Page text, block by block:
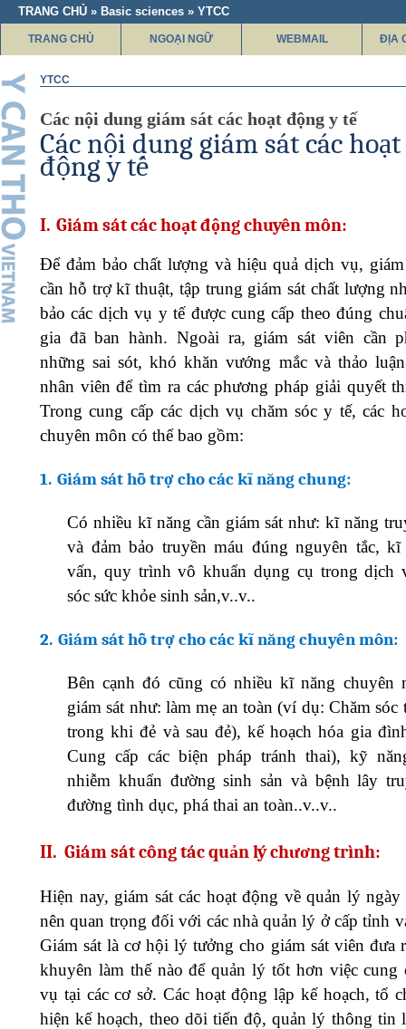
TRANG CHỦ » Basic sciences » YTCC
TRANG CHỦ NGOẠI NGỮ WEBMAIL ĐỊA
YTCC
Các nội dung giám sát các hoạt động y tế
Các nội dung giám sát các hoạt
động y tế
I. Giám sát các hoạt động chuyên môn:
Để đảm bảo chất lượng và hiệu quả dịch vụ,
cần hỗ trợ kĩ thuật, tập trung giám sát chất lượng
bảo các dịch vụ y tế được cung cấp theo đúng
gia đã ban hành. Ngoài ra, giám sát viên cần
những sai sót, khó khăn vướng mắc và thảo
nhân viên để tìm ra các phương pháp giải quyết
Trong cung cấp các dịch vụ chăm sóc y tế, các
chuyên môn có thể bao gồm:
1. Giám sát hỗ trợ cho các kĩ năng chung:
Có nhiều kĩ năng cần giám sát như: kĩ năng
và đảm bảo truyền máu đúng nguyên tắc,
vấn, quy trình vô khuẩn dụng cụ trong dịch
sóc sức khỏe sinh sản,v..v..
2. Giám sát hỗ trợ cho các kĩ năng chuyên môn:
Bên cạnh đó cũng có nhiều kĩ năng chuyên
giám sát như: làm mẹ an toàn (ví dụ: Chăm sóc
trong khi đẻ và sau đẻ), kế hoạch hóa gia
Cung cấp các biện pháp tránh thai), kỹ
nhiễm khuẩn đường sinh sản và bệnh lây
đường tình dục, phá thai an toàn..v..v..
II. Giám sát công tác quản lý chương trình:
Hiện nay, giám sát các hoạt động về quản lý ngày
nên quan trọng đối với các nhà quản lý ở cấp tỉnh
Giám sát là cơ hội lý tưởng cho giám sát viên đưa
khuyên làm thế nào để quản lý tốt hơn việc cung
vụ tại các cơ sở. Các hoạt động lập kế hoạch, tổ
hiện kế hoạch, theo dõi tiến độ, quản lý thông tin